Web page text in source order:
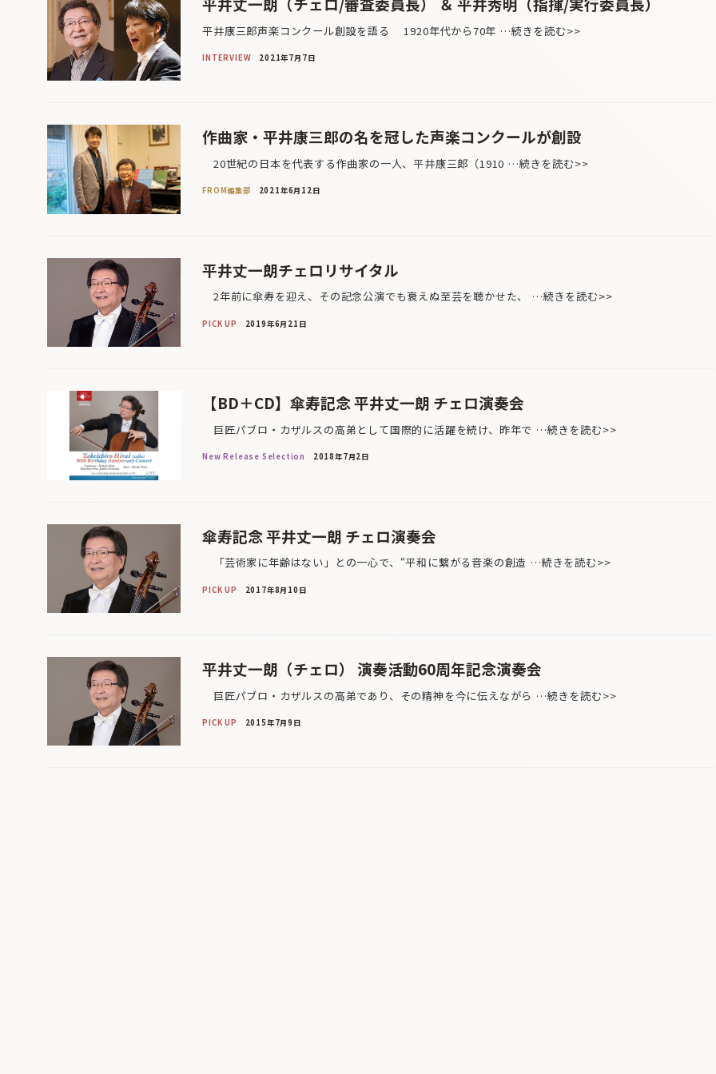
平井康三郎声楽コンクール創設を語る 1920年代から70年 …続きを読む>>
INTERVIEW 2021年7月7日
作曲家・平井康三郎の名を冠した声楽コンクールが創設
20世紀の日本を代表する作曲家の一人、平井康三郎（1910 …続きを読む>>
FROM編集部 2021年6月12日
平井丈一朗チェロリサイタル
2年前に傘寿を迎え、その記念公演でも衰えぬ至芸を聴かせた、 …続きを読む>>
PICK UP 2019年6月21日
【BD＋CD】傘寿記念 平井丈一朗 チェロ演奏会
巨匠パブロ・カザルスの高弟として国際的に活躍を続け、昨年で …続きを読む>>
New Release Selection 2018年7月2日
傘寿記念 平井丈一朗 チェロ演奏会
「芸術家に年齢はない」との一心で、“平和に繋がる音楽の創造 …続きを読む>>
PICK UP 2017年8月10日
平井丈一朗（チェロ） 演奏活動60周年記念演奏会
巨匠パブロ・カザルスの高弟であり、その精神を今に伝えながら …続きを読む>>
PICK UP 2015年7月9日